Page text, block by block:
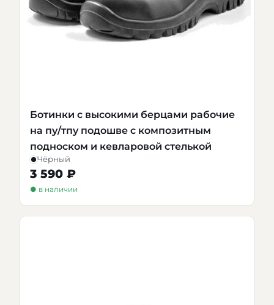
Ботинки с высокими берцами рабочие
на пу/тпу подошве с композитным
подноском и кевларовой стелькой
Чёрный
3 590 ₽
● в наличии